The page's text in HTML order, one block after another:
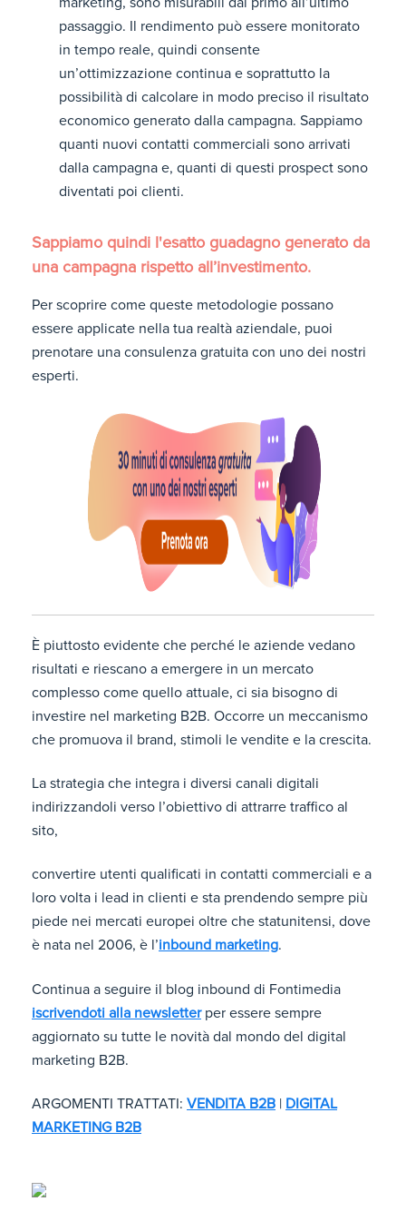
passaggio. Il rendimento può essere monitorato
in tempo reale, quindi consente
un’ottimizzazione continua e soprattutto la
possibilità di calcolare in modo preciso il risultato
economico generato dalla campagna. Sappiamo
quanti nuovi contatti commerciali sono arrivati
dalla campagna e, quanti di questi prospect sono
diventati poi clienti.
Sappiamo quindi l'esatto guadagno generato da
una campagna rispetto all’investimento.
Per scoprire come queste metodologie possano
essere applicate nella tua realtà aziendale, puoi
prenotare una consulenza gratuita con uno dei nostri
esperti.
È piuttosto evidente che perché le aziende vedano
risultati e riescano a emergere in un mercato
complesso come quello attuale, ci sia bisogno di
investire nel marketing B2B. Occorre un meccanismo
che promuova il brand, stimoli le vendite e la crescita.
La strategia che integra i diversi canali digitali
indirizzandoli verso l’obiettivo di attrarre traffico al
sito,
convertire utenti qualificati in contatti commerciali e a
loro volta i lead in clienti e sta prendendo sempre più
piede nei mercati europei oltre che statunitensi, dove
è nata nel 2006, è l’inbound marketing.
Continua a seguire il blog inbound di Fontimedia
iscrivendoti alla newsletterper essere sempre
aggiornato su tutte le novità dal mondo del digital
marketing B2B.
ARGOMENTI TRATTATI: VENDITA B2B | DIGITAL
MARKETING B2B